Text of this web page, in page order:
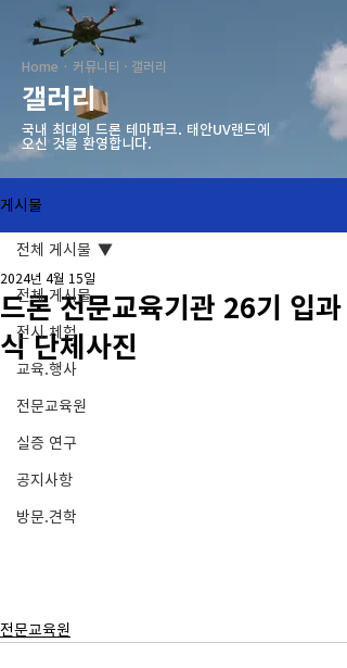
Home · 커뮤니티 · 갤러리
갤러리
국내 최대의 드론 테마파크. ​태안UV랜드에
오신 것을 환영합니다.
게시물
전체 게시물
전시.체험
교육.행사
전문교육원
실증 연구
공지사항
방문.견학
전체 게시물
드론 전문교육기관 26기 입과
식 단체사진
2024년 4월 15일
전문교육원